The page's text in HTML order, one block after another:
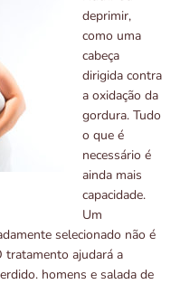
deprimir,
como uma
cabeça
dirigida contra
a oxidação da
gordura. Tudo
o que é
necessário é
ainda mais
capacidade.
Um
selecionado não é
tratamento ajudará a
homens e salada de